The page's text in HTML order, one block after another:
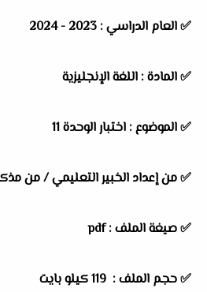
✅العام الدراسي :
✅المادة : اللغة الإنجليزية
✅الموضوع : اختبار الوحدة 11
✅من إعداد الخبير التعليمي / من
✅ صيغة الملف : pdf
✅ حجم الملف : 119 كيلو بايت